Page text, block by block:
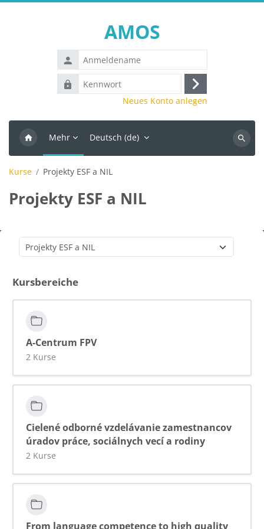
AMOS
Anmeldename
Kennwort
Anmelden
Neues Konto anlegen
Mehr Deutsch ‎(de)‎
Kurse
suchen
Kurse Projekty ESF a NIL
Projekty ESF a NIL
Kursbereiche
A-Centrum FPV
2 Kurse
Cielené odborné vzdelávanie zamestnancov
úradov práce, sociálnych vecí a rodiny
2 Kurse
From language competence to high quality